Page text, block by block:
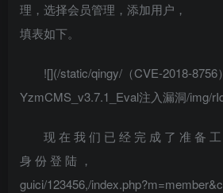
理，选择会员管理，添加用户，
填表如下。
![](/static/qingy/（CVE-2018-8756）
YzmCMS_v3.7.1_Eval注入漏洞/img/
现 在 我 们 已 经 完 成 了 准 备
身 份 登 陆 ，
guici/123456,/